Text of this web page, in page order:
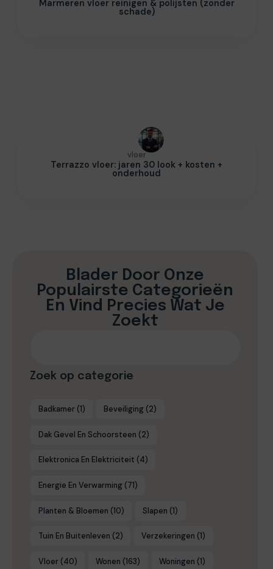
Marmeren vloer reinigen & polijsten (zonder
schade)
vloer
Terrazzo vloer: jaren 30 look + kosten +
onderhoud
Blader Door Onze
Populairste Categorieën
En Vind Precies Wat Je
Zoekt
Zoek op categorie
Badkamer(1) Beveiliging (2)
Dak Gevel En Schoorsteen (2)
Elektronica En Elektriciteit (4)
Energie En Verwarming(71)
Planten & Bloemen (10) Slapen (1)
Tuin En Buitenleven (2) Verzekeringen (1)
Vloer(40) Wonen (163) Woningen (1)